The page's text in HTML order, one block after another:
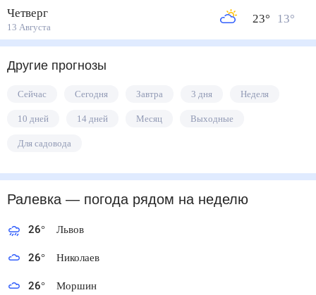
Четверг
13 Августа
23° 13°
Другие прогнозы
Сейчас Сегодня Завтра 3 дня Неделя
10 дней 14 дней Месяц Выходные
Для садовода
Ралевка— погода рядомна неделю
26° Львов
26° Николаев
26° Моршин